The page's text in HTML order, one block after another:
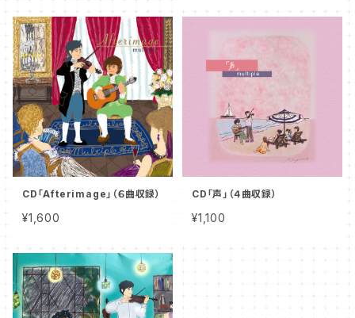
CD「Afterimage」（６曲収録）
¥1,600
CD「声」（４曲収録）
¥1,100